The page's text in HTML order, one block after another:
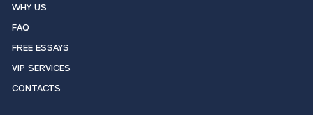
WHY US
FAQ
FREE ESSAYS
VIP SERVICES
CONTACTS